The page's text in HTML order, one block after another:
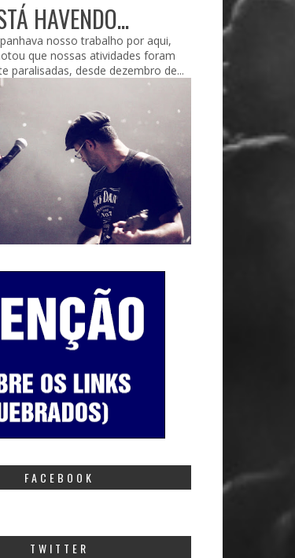
HAVENDO...
nosso trabalho por aqui,
que nossas atividades foram
paralisadas, desde dezembro de...
FACEBOOK
TWITTER